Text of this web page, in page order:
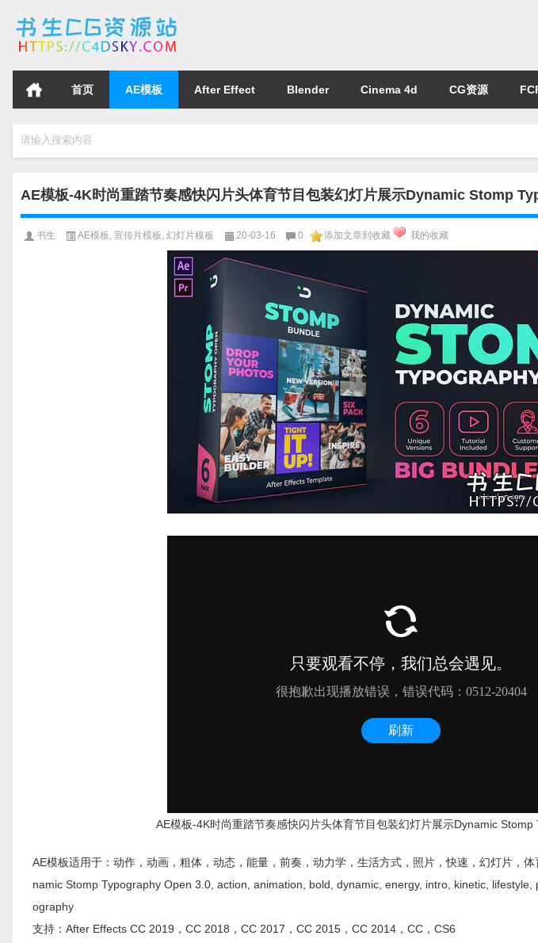
首页 AE模板 After Effect Blender Cinema 4d CG资源
请输入搜索内容
AE模板-4K时尚重踏节奏感快闪片头体育节目包装幻灯片展示Dynamic Stomp
书生 AE模板 , 宣传片模板 , 幻灯片模板 20-03-16 0 添加文章到收藏 我的收藏
AE模板-4K时尚重踏节奏感快闪片头体育节目包装幻灯片展示Dynamic
AE模板适用于：动作，动画，粗体，动态，能量，前奏，动力学，生活方式，照片，快速，幻灯片，
namic Stomp Typography Open 3.0, action, animation, bold, dynamic, energy, intro, kinetic,
ography
支持：After Effects CC 2019，CC 2018，CC 2017，CC 2015，CC 2014，CC，CS6